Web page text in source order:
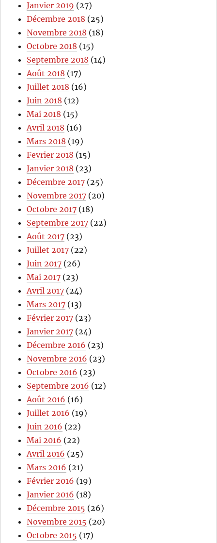
Janvier 2019 (27)
Décembre 2018 (25)
Novembre 2018 (18)
Octobre 2018 (15)
Septembre 2018 (14)
Août 2018 (17)
Juillet 2018 (16)
Juin 2018 (12)
Mai 2018 (15)
Avril 2018 (16)
Mars 2018 (19)
Fevrier 2018 (15)
Janvier 2018 (23)
Décembre 2017 (25)
Novembre 2017 (20)
Octobre 2017 (18)
Septembre 2017 (22)
Août 2017 (23)
Juillet 2017 (22)
Juin 2017 (26)
Mai 2017 (23)
Avril 2017 (24)
Mars 2017 (13)
Février 2017 (23)
Janvier 2017 (24)
Décembre 2016 (23)
Novembre 2016 (23)
Octobre 2016 (23)
Septembre 2016 (12)
Août 2016 (16)
Juillet 2016 (19)
Juin 2016 (22)
Mai 2016 (22)
Avril 2016 (25)
Mars 2016 (21)
Février 2016 (19)
Janvier 2016 (18)
Décembre 2015 (26)
Novembre 2015 (20)
Octobre 2015 (17)